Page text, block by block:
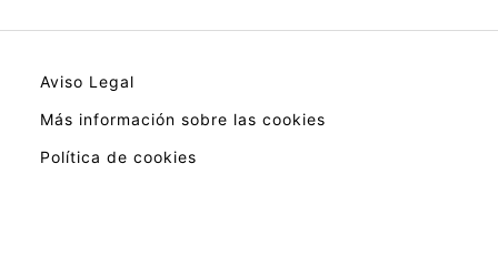
Aviso Legal
Más información sobre las cookies
Política de cookies